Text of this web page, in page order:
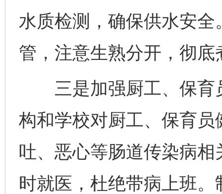
水质检测，确保供水安
管，注意生熟分开，彻底
三是加强厨工、保育
构和学校对厨工、保育
吐、恶心等肠道传染病
时就医，杜绝带病上班